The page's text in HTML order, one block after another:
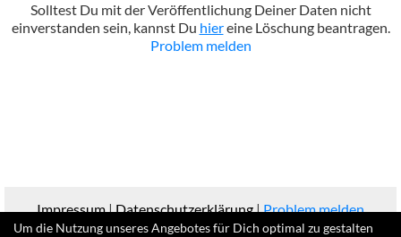
Solltest Du mit der Veröffentlichung Deiner Daten nicht
einverstanden sein, kannst Du hiereine Löschung beantragen.
Problem melden
Impressum|Datenschutzerklärung|Problem melden
Um die Nutzung unseres Angebotes für Dich optimal zu gestalten